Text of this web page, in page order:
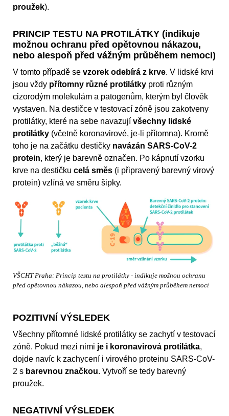
proužek).
PRINCIP TESTU NA PROTILÁTKY (indikuje
možnou ochranu před opětovnou nákazou,
nebo alespoň před vážným průběhem nemoci)
V tomto případě se vzorek odebírá z krve. V lidské krvi
jsou vždy přítomny různé protilátky proti různým
cizorodým molekulám a patogenům, kterým byl člověk
vystaven. Na destičce v testovací zóně jsou zakotveny
protilátky, které na sebe navazují všechny lidské
protilátky (včetně koronavirové, je-li přítomna). Kromě
toho je na začátku destičky navázán SARS-CoV-2
protein, který je barevně označen. Po kápnutí vzorku
krve na destičku celá směs (i připravený barevný virový
protein) vzlíná ve směru šipky.
VŠCHT Praha: Princip testu na protilátky - indikuje možnou ochranu
před opětovnou nákazou, nebo alespoň před vážným průběhem nemoci
POZITIVNÍ VÝSLEDEK
Všechny přítomné lidské protilátky se zachytí v testovací
zóně. Pokud mezi nimi je i koronavirová protilátka,
dojde navíc k zachycení i virového proteinu SARS-CoV-
2 s barevnou značkou. Vytvoří se tedy barevný
proužek.
NEGATIVNÍ VÝSLEDEK